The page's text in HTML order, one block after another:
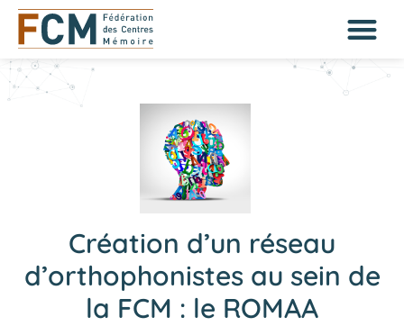
Création d’un réseau
d’orthophonistes au sein de
la FCM : le ROMAA